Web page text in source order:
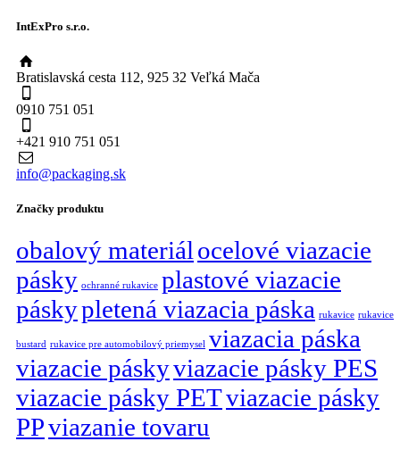
IntExPro s.r.o.
Bratislavská cesta 112, 925 32 Veľká Mača
0910 751 051
+421 910 751 051
info@packaging.sk
Značky produktu
obalový materiálocelové viazacie
pásky ochranné rukavice plastové viazacie
páskypletená viazacia páska rukavice rukavice
bustard rukavice pre automobilový priemysel viazacia páska
viazacie páskyviazacie pásky PES
viazacie pásky PETviazacie pásky
PPviazanie tovaru